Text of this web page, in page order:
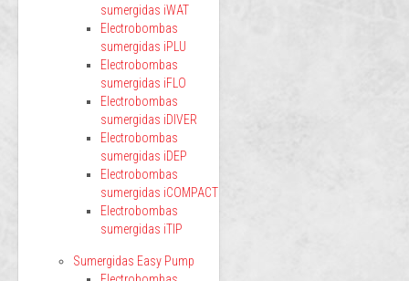
sumergidas iWAT
Electrobombas
sumergidas iPLU
Electrobombas
sumergidas iFLO
Electrobombas
sumergidas iDIVER
Electrobombas
sumergidas iDEP
Electrobombas
sumergidas iCOMPACT
Electrobombas
sumergidas iTIP
Sumergidas Easy Pump